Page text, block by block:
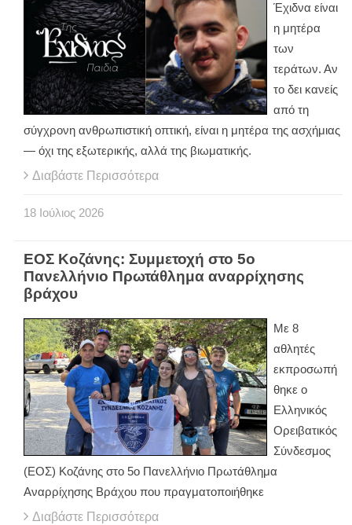
Έχιδνα είναι
η μητέρα
των
τεράτων. Αν
το δει κανείς
από τη
σύγχρονη ανθρωπιστική οπτική, είναι η μητέρα της ασχήμιας
— όχι της εξωτερικής, αλλά της βιωματικής.
Διαβάστε Περισσότερα
18 Ιούλιος 2026
ΕΟΣ Κοζάνης: Συμμετοχή στο 5ο
Πανελλήνιο Πρωτάθλημα αναρρίχησης
βράχου
Mε 8
αθλητές
εκπροσωπή
θηκε ο
Ελληνικός
Ορειβατικός
Σύνδεσμος
(ΕΟΣ) Κοζάνης στο 5ο Πανελλήνιο Πρωτάθλημα
Αναρρίχησης Βράχου που πραγματοποιήθηκε
Διαβάστε Περισσότερα